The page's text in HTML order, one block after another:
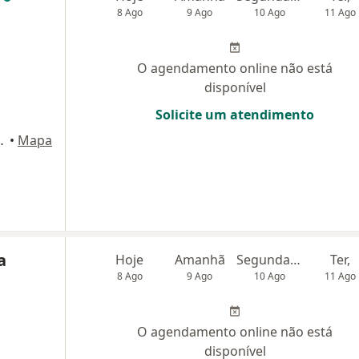
Paulo • Mapa
8 Ago 9 Ago 10 Ago 11 Ago
O agendamento online não está
disponível
Solicite um atendimento
Hoje
8 Ago
Amanhã
9 Ago
Segunda-feira
10 Ago
Ter,
11 Ago
O agendamento online não está
disponível